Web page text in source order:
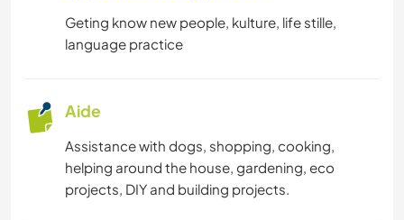
BRICOLAGE / ARTISANAT
JARDINAGE
ANIMAUX
Geting know new people, kulture, life stille,
language practice
Aide
Assistance with dogs, shopping, cooking,
helping around the house, gardening, eco
projects, DIY and building projects.